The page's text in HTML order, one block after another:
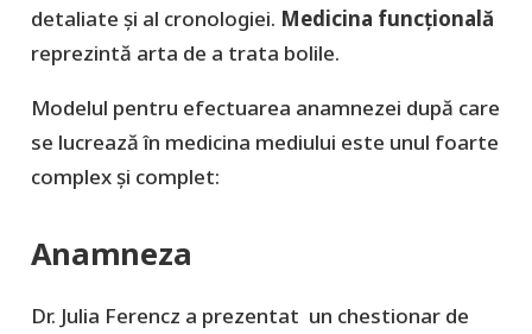
detaliate și al cronologiei. Medicina funcțională
reprezintă arta de a trata bolile.
Modelul pentru efectuarea anamnezei după care
se lucrează în medicina mediului este unul foarte
complex și complet:
Anamneza
Dr. Julia Ferencz a prezentat un chestionar de